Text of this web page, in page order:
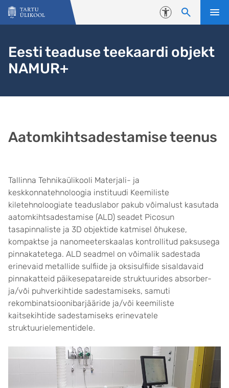
Liigu edasi põhisisu juurde
Juurdepääsetavus
Eesti teaduse teekaardi objekt
NAMUR+
Aatomkihtsadestamise teenus
Tallinna Tehnikaülikooli Materjali- ja
keskkonnatehnoloogia instituudi Keemiliste
kiletehnoloogiate teaduslabor pakub võimalust kasutada
aatomkihtsadestamise (ALD) seadet Picosun
tasapinnaliste ja 3D objektide katmisel õhukese,
kompaktse ja nanomeeterskaalas kontrollitud paksusega
pinnakatetega. ALD seadmel on võimalik sadestada
erinevaid metallide sulfiide ja oksisulfiide sisaldavaid
pinnakatteid päikesepatareide struktuurides absorber-
ja/või puhverkihtide sadestamiseks, samuti
rekombinatsioonibarjääride ja/või keemiliste
kaitsekihtide sadestamiseks erinevatele
struktuurielementidele.